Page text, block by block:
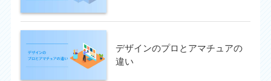
デザインのプロとアマチュアの
違い